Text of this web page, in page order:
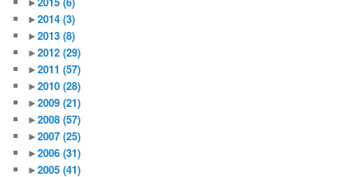
►2014(3)
►2013(8)
►2012(29)
►2011(57)
►2010(28)
►2009(21)
►2008(57)
►2007(25)
►2006(31)
►2005(41)